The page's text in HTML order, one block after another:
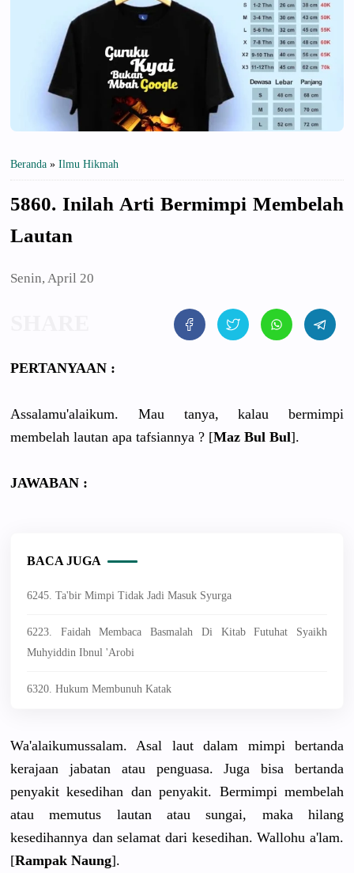
Beranda » Ilmu Hikmah
5860. Inilah Arti Bermimpi Membelah
Lautan
Senin, April 20
PERTANYAAN :
Assalamu'alaikum. Mau tanya, kalau bermimpi
membelah lautan apa tafsiannya ? [Maz Bul Bul].
JAWABAN :
BACA JUGA
6245. Ta'bir Mimpi Tidak Jadi Masuk Syurga
6223. Faidah Membaca Basmalah Di Kitab Futuhat Syaikh
Muhyiddin Ibnul 'Arobi
6320. Hukum Membunuh Katak
Wa'alaikumussalam. Asal laut dalam mimpi bertanda
kerajaan jabatan atau penguasa. Juga bisa bertanda
penyakit kesedihan dan penyakit. Bermimpi membelah
atau memutus lautan atau sungai, maka hilang
kesedihannya dan selamat dari kesedihan. Wallohu a'lam.
[Rampak Naung].